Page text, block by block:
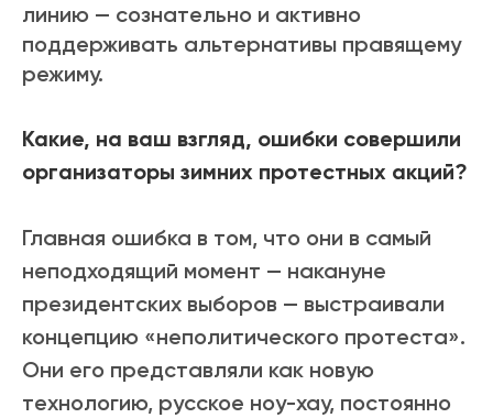
линию — сознательно и активно
поддерживать альтернативы правящему
режиму.
Какие, на ваш взгляд, ошибки совершили
организаторы зимних протестных акций?
Главная ошибка в том, что они в самый
неподходящий момент — накануне
президентских выборов — выстраивали
концепцию «неполитического протеста».
Они его представляли как новую
технологию, русское ноу-хау, постоянно